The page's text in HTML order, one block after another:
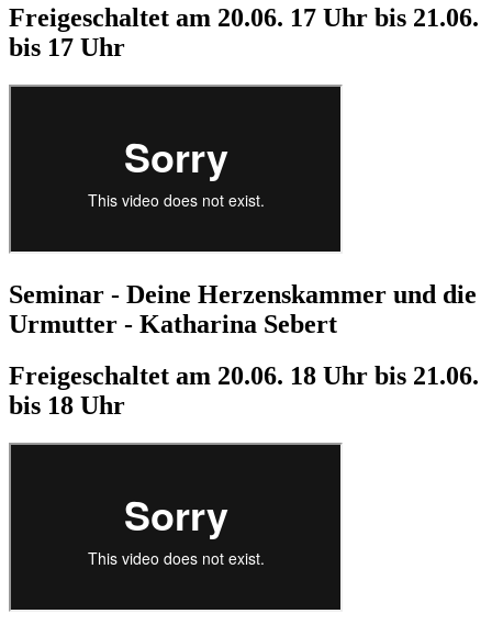
Freigeschaltet am 20.06. 17 Uhr bis 21.06.
bis 17 Uhr
Seminar - Deine Herzenskammer und die
Urmutter - Katharina Sebert
Freigeschaltet am 20.06. 18 Uhr bis 21.06.
bis 18 Uhr